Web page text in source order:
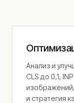
Анализ и
CLS до 0,1,
и стратегия